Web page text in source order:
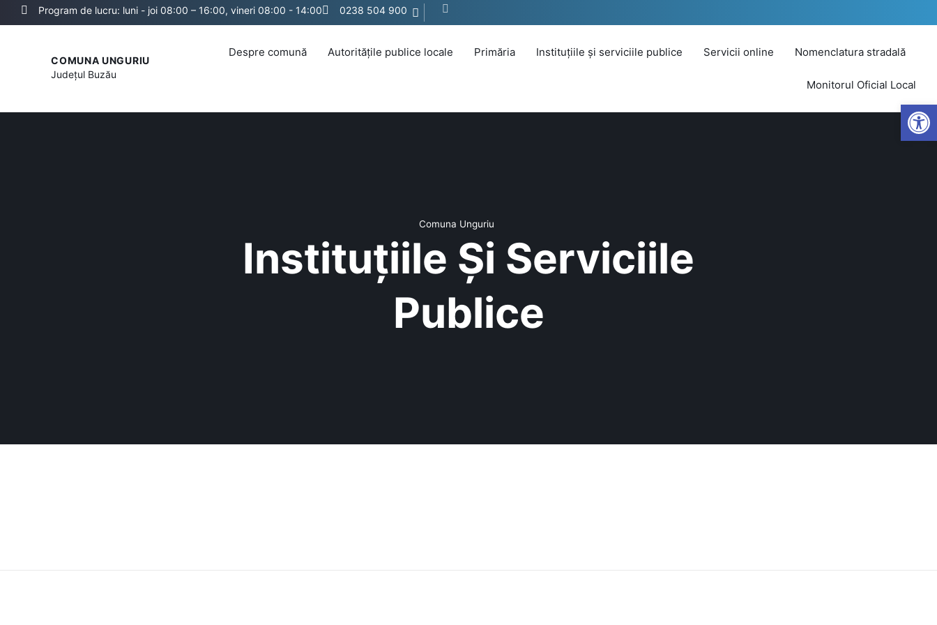
Program de lucru: luni - joi 08:00 – 16:00, vineri 08:00 - 14:00 0238 504 900
COMUNA UNGURIU
Județul Buzău
Despre comună Autoritățile publice locale Primăria Instituțiile și serviciile publice Servicii online Nomenclatura stradală
Monitorul Oficial Local
Comuna Unguriu
Instituțiile Și Serviciile
Publice